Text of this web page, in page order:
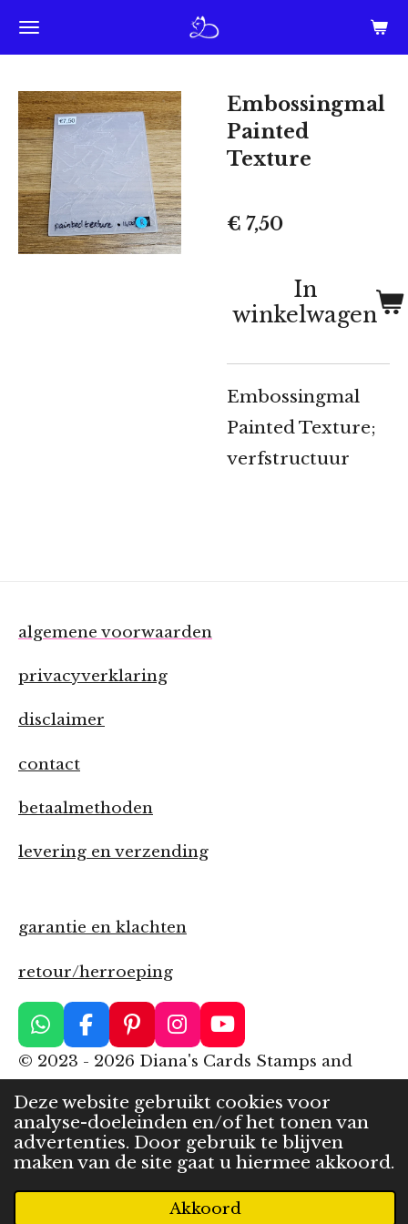
Deze website gebruikt cookies voor
analyse-doeleinden en/of het tonen van
advertenties. Door gebruik te blijven
maken van de site gaat u hiermee akkoord.
Akkoord
Ga
direct
de
hoofdinhoud
Embossingmal
Painted
Texture
€ 7,50
In
winkelwagen
Embossingmal
Painted Texture;
verfstructuur
algemene voorwaarden
privacyverklaring
disclaimer
contact
betaalmethoden
levering en verzending
garantie en klachten
retour/herroeping
W
h
a
s
A
p
p
F
a
e
b
o
o
k
P
i
n
e
r
e
s
t
I
n
s
a
g
r
a
m
Y
o
u
u
b
e
© 2023 - 2026 Diana's Cards Stamps and
Powered byJouwWeb
Telefoonnummer